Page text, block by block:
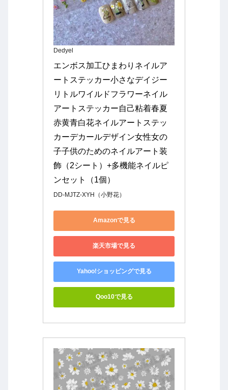
Dedyel
エンボス加工ひまわりネイルア
ートステッカー小さなデイジー
リトルワイルドフラワーネイル
アートステッカー自己粘着春夏
赤黄青白花ネイルアートステッ
カーデカールデザイン女性女の
子子供のためのネイルアート装
飾（2シート）+多機能ネイルピ
ンセット（1個）
DD-MJTZ-XYH（小野花）
Amazonで見る
楽天市場で見る
Yahoo!ショッピングで見る
Qoo10で見る